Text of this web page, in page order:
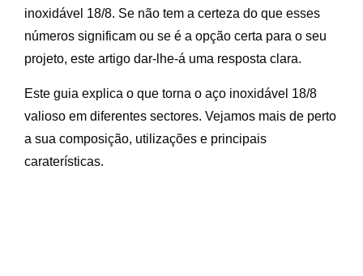
inoxidável 18/8. Se não tem a certeza do que esses
números significam ou se é a opção certa para o seu
projeto, este artigo dar-lhe-á uma resposta clara.
Este guia explica o que torna o aço inoxidável 18/8
valioso em diferentes sectores. Vejamos mais de perto
a sua composição, utilizações e principais
caraterísticas.